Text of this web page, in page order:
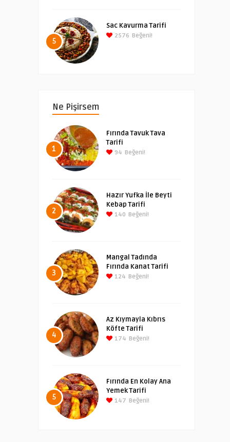
5
Sac Kavurma Tarifi
2576 Beğeni!
Ne Pişirsem
1
Fırında Tavuk Tava
Tarifi
94 Beğeni!
2
Hazır Yufka İle Beyti
Kebap Tarifi
140 Beğeni!
3
Mangal Tadında
Fırında Kanat Tarifi
124 Beğeni!
4
Az Kıymayla Kıbrıs
Köfte Tarifi
174 Beğeni!
5
Fırında En Kolay Ana
Yemek Tarifi
147 Beğeni!